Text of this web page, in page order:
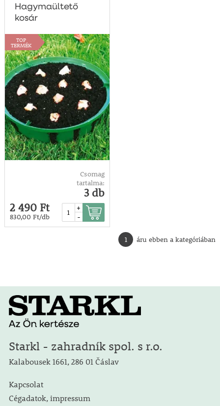
Hagymaültető
kosár
TOP
TERMÉK
Csomag
tartalma:
3 db
2 490 Ft
830,00 Ft/db
+
-
1 áru ebben a kategóriában
Starkl - zahradník spol. s r.o.
Kalabousek 1661, 286 01 Čáslav
Kapcsolat
Cégadatok, impressum